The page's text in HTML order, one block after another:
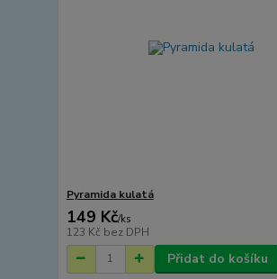
Pyramida kulatá
149 Kč/ks
123 Kč bez DPH
Přidat do košíku